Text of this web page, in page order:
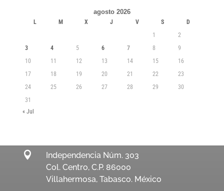
agosto 2026
L M X J V S
D
1
2
3
4 5 6 7 8
9
10
11 12 13 14 15
16
17
18 19 20 21 22
23
24
25 26 27 28 29
30
31
« Jul

Independencia Núm. 303
Col. Centro, C.P. 86000
Villahermosa, Tabasco. México